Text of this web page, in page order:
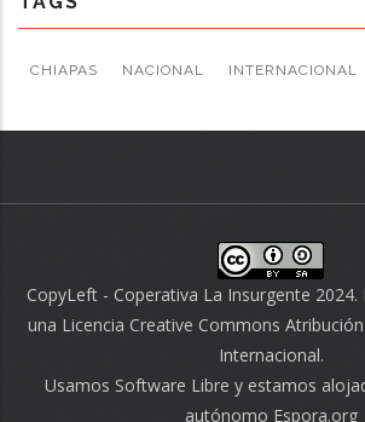
CHIAPAS NACIONAL INTERNACIONAL
CopyLeft - Coperativa La Insurgente
una Licencia Creative Commons
Internacional.
Usamos Software Libre y estamos
autónomo Espora.org